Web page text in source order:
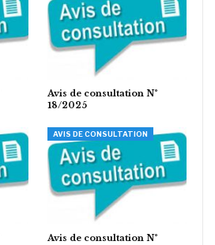
Avis de consultation N°
18/2025
AVIS DE CONSULTATION
Avis de consultation N°